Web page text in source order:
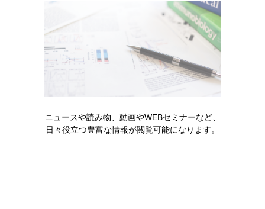
肘関節（蝶番関節）
肘関節と骨格筋
ニュースや読み物、動画やWEBセミナーなど、
日々役立つ豊富な情報が閲覧可能になります。